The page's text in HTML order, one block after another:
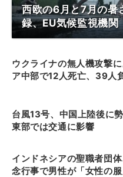
西欧の6月と7月の暑
録、EU気候監視機関
ウクライナの無人機攻撃
ア中部で12人死亡、39人
台風13号、中国上陸後に
東部では交通に影響
インドネシアの聖職者団
念行事で男性が「女性の